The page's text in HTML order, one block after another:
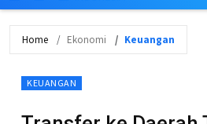
Home Ekonomi Keuangan
KEUANGAN